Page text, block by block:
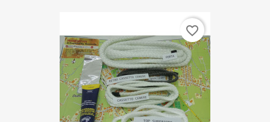
favorite_border